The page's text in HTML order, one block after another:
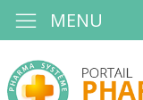
MENU